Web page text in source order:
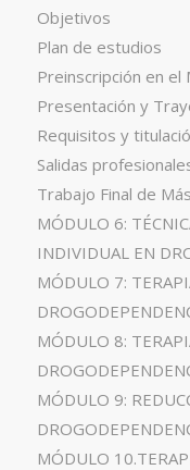
Objetivos
Plan de estudios
Preinscripción en el
Presentación y
Requisitos y
Salidas
Trabajo Final de
MÓDULO 6:
INDIVIDUAL EN
MÓDULO 7:
MÓDULO 8:
MÓDULO 9:
MÓDULO